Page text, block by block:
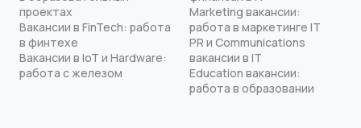
проектах
Вакансии в FinTech: работа
в финтехе
Вакансии в IoT и Hardware:
работа с железом
Marketing вакансии:
работа в маркетинге IT
PR и Communications
вакансии в IT
Education вакансии:
работа в образовании